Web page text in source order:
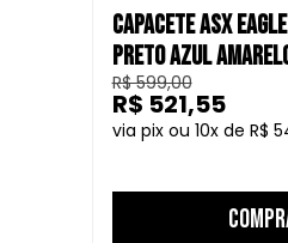
CAPACETE ASX
PRETO AZUL
R$ 599,00
10
R$
R$ 521,55